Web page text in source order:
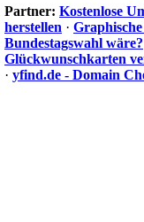
Partner: Kostenlose
herstellen ·
Bundestagswahl wäre?
Glückwunschkarten
· yfind.de - Domain